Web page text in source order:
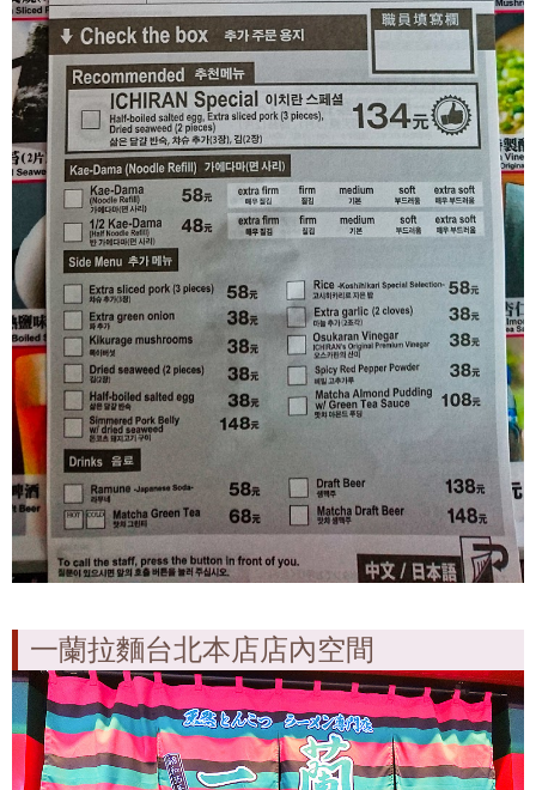
一蘭拉麵台北本店店內空間